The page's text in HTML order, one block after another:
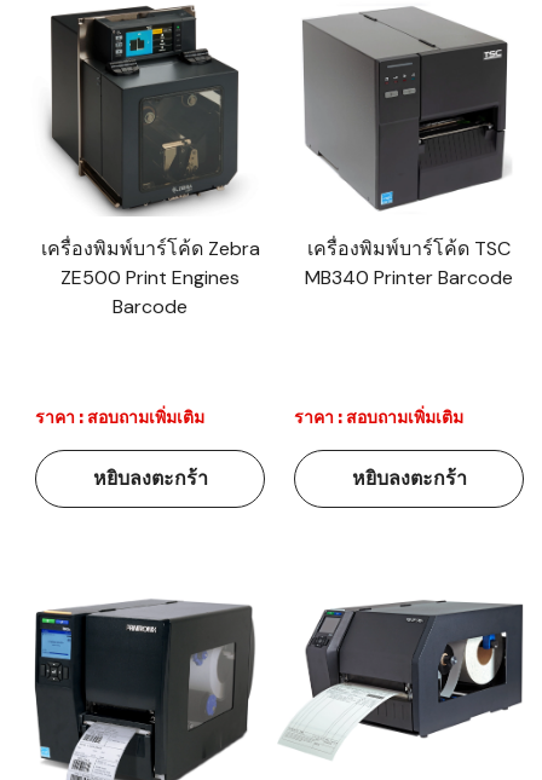
เครื่องพิมพ์บาร์โค้ด Zebra
ZE500 Print Engines
Barcode
ราคา : สอบถามเพิ่มเติม
หยิบลงตะกร้า
เครื่องพิมพ์บาร์โค้ด TSC
MB340 Printer Barcode
ราคา : สอบถามเพิ่มเติม
หยิบลงตะกร้า